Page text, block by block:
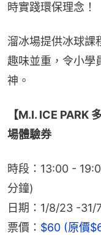
時實踐環保理念！
溜冰場提供冰球課
趣味並重，令小學
神。
【M.I. ICE PARK
場體驗券
時段：13:00 -
分鐘)
日期：1/8/23 -31/
票價： $60 (原價